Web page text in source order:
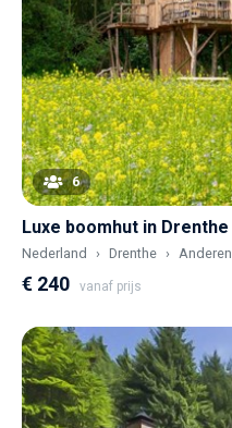
6
Luxe boomhut in Drenthe
Nederland Drenthe Anderen
€ 240 vanaf prijs